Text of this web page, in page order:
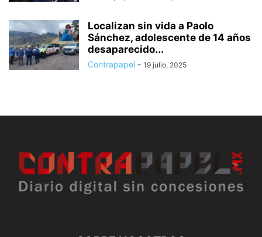
Localizan sin vida a Paolo
Sánchez, adolescente de 14 años
desaparecido...
Contrapapel - 19 julio, 2025